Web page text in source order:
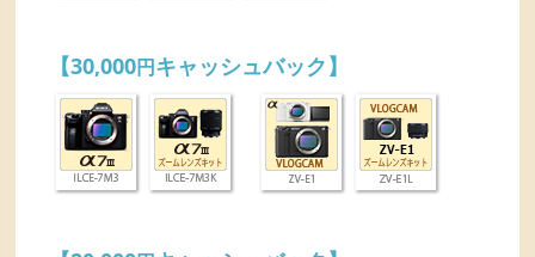
【30,000円キャッシュバック】